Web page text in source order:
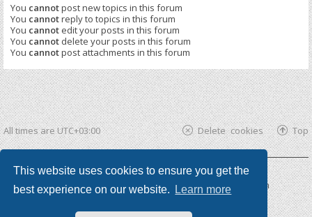
This website uses cookies to ensure you get the
best experience on our website.
Learn more
You cannotpost new topics in this forum
You cannotreply to topics in this forum
You cannot edit your posts in this forum
You cannot delete your posts in this forum
You cannotpost attachments in this forum
All times areUTC+03:00 Top
Delete cookies
Powered by phpBB ®| phpBB3 theme byKomiDesign